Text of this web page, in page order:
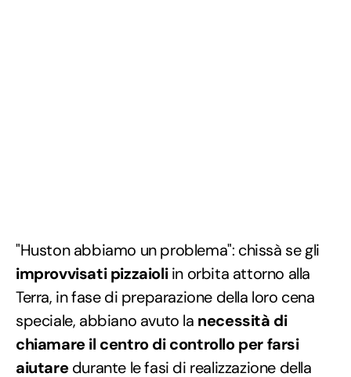
"Huston abbiamo un problema": chissà se gli
improvvisati pizzaioliin orbita attorno alla
Terra, in fase di preparazione della loro cena
speciale, abbiano avuto la necessità di
chiamare il centro di controllo per farsi
aiutaredurante le fasi di realizzazione della